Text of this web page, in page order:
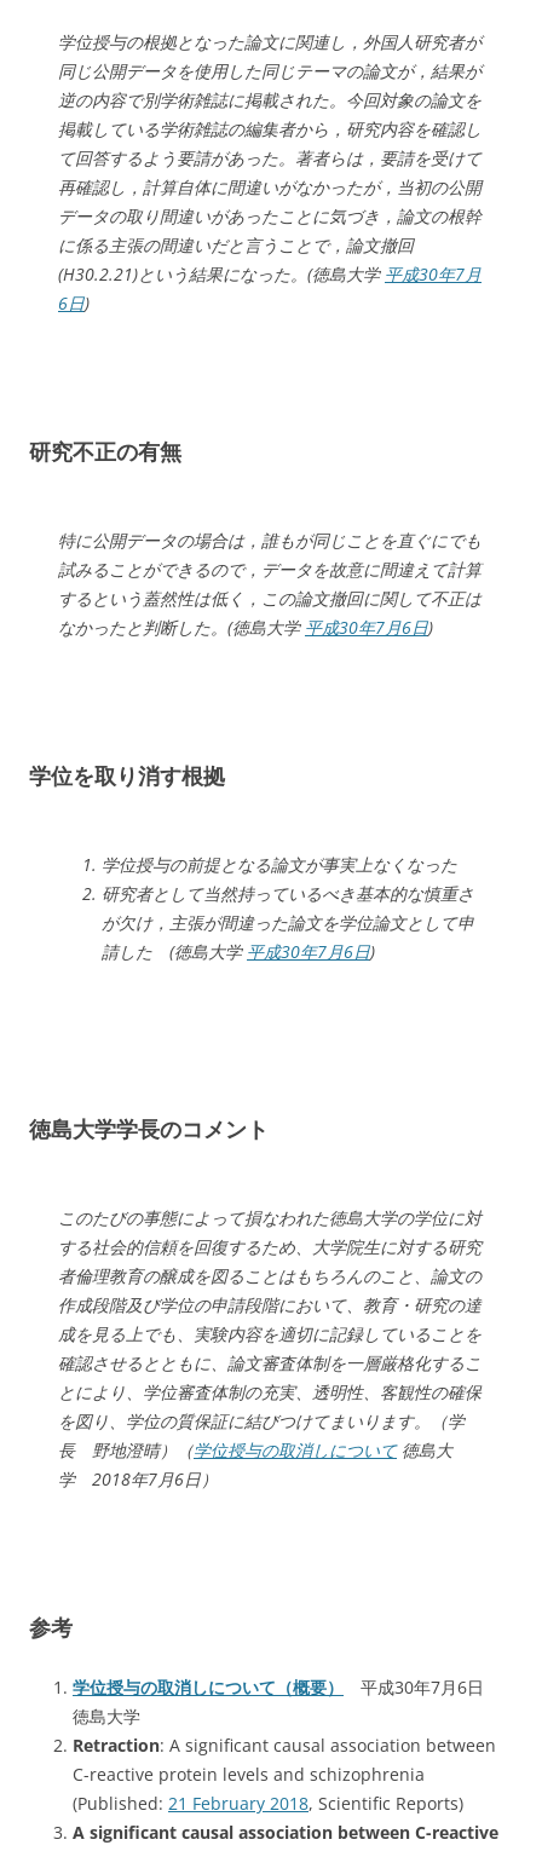
学位授与の根拠となった論文に関連し，外国人研究者が
同じ公開データを使用した同じテーマの論文が，結果が
逆の内容で別学術雑誌に掲載された。今回対象の論文を
掲載している学術雑誌の編集者から，研究内容を確認し
て回答するよう要請があった。著者らは，要請を受けて
再確認し，計算自体に間違いがなかったが，当初の公開
データの取り間違いがあったことに気づき，論文の根幹
に係る主張の間違いだと言うことで，論文撤回
(H30.2.21)という結果になった。(徳島大学 平成30年7月
6日)
研究不正の有無
特に公開データの場合は，誰もが同じことを直ぐにでも
試みることができるので，データを故意に間違えて計算
するという蓋然性は低く，この論文撤回に関して不正は
なかったと判断した。(徳島大学 平成30年7月6日)
学位を取り消す根拠
学位授与の前提となる論文が事実上なくなった
研究者として当然持っているべき基本的な慎重さ
が欠け，主張が間違った論文を学位論文として申
請した (徳島大学 平成30年7月6日)
徳島大学学長のコメント
このたびの事態によって損なわれた徳島大学の学位に対
する社会的信頼を回復するため、大学院生に対する研究
者倫理教育の醸成を図ることはもちろんのこと、論文の
作成段階及び学位の申請段階において、教育・研究の達
成を見る上でも、実験内容を適切に記録していることを
確認させるとともに、論文審査体制を一層厳格化するこ
とにより、学位審査体制の充実、透明性、客観性の確保
を図り、学位の質保証に結びつけてまいります。（学
長 野地澄晴）（学位授与の取消しについて徳島大
学 2018年7月6日）
参考
学位授与の取消しについて（概要）
平成30年7月6日
徳島大学
Retraction: A significant causal association between
C-reactive protein levels and schizophrenia
(Published: 21 February 2018, Scientific Reports)
A significant causal association between C-reactive